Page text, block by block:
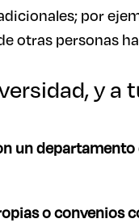
por
otras personas
y a
un
o convenios